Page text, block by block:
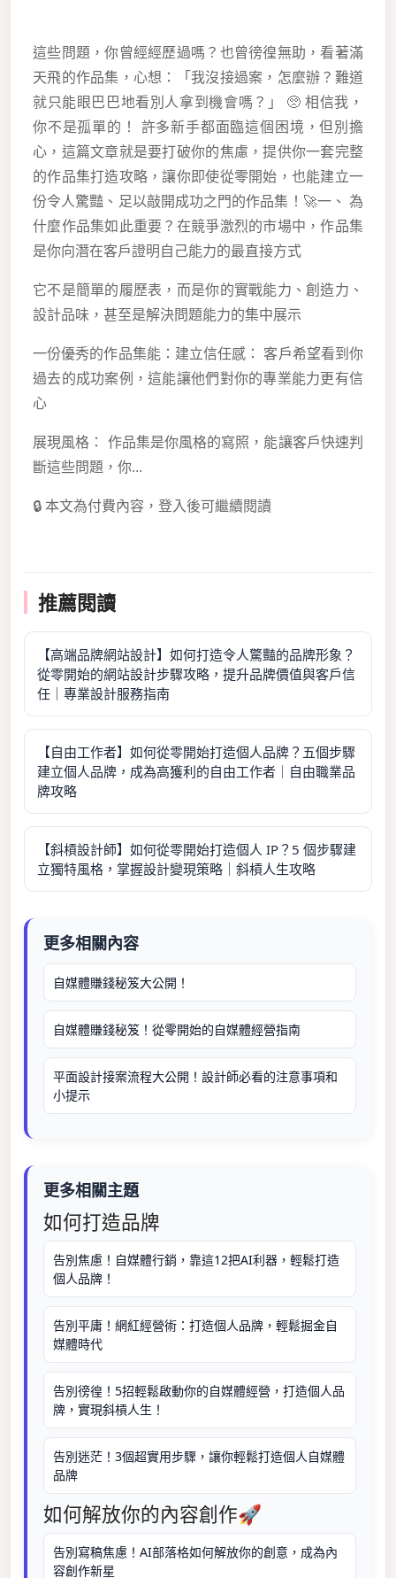
這些問題，你曾經經歷過嗎？也曾徬徨無助，看著滿
天飛的作品集，心想：「我沒接過案，怎麼辦？難道
就只能眼巴巴地看別人拿到機會嗎？」 🥺 相信我，
你不是孤單的！ 許多新手都面臨這個困境，但別擔
心，這篇文章就是要打破你的焦慮，提供你一套完整
的作品集打造攻略，讓你即使從零開始，也能建立一
份令人驚豔、足以敲開成功之門的作品集！🚀一、 為
什麼作品集如此重要？在競爭激烈的市場中，作品集
是你向潛在客戶證明自己能力的最直接方式
它不是簡單的履歷表，而是你的實戰能力、創造力、
設計品味，甚至是解決問題能力的集中展示
一份優秀的作品集能：建立信任感： 客戶希望看到你
過去的成功案例，這能讓他們對你的專業能力更有信
心
展現風格： 作品集是你風格的寫照，能讓客戶快速判
斷這些問題，你...
🔒 本文為付費內容，登入後可繼續閱讀
推薦閱讀
【高端品牌網站設計】如何打造令人驚豔的品牌形象？
從零開始的網站設計步驟攻略，提升品牌價值與客戶信
任｜專業設計服務指南
【自由工作者】如何從零開始打造個人品牌？五個步驟
建立個人品牌，成為高獲利的自由工作者｜自由職業品
牌攻略
【斜槓設計師】如何從零開始打造個人 IP？5 個步驟建
立獨特風格，掌握設計變現策略｜斜槓人生攻略
更多相關內容
自媒體賺錢秘笈大公開！
自媒體賺錢秘笈！從零開始的自媒體經營指南
平面設計接案流程大公開！設計師必看的注意事項和
小提示
更多相關主題
如何打造品牌
告別焦慮！自媒體行銷，靠這12把AI利器，輕鬆打造
個人品牌！
告別平庸！網紅經營術：打造個人品牌，輕鬆掘金自
媒體時代
告別徬徨！5招輕鬆啟動你的自媒體經營，打造個人品
牌，實現斜槓人生！
告別迷茫！3個超實用步驟，讓你輕鬆打造個人自媒體
品牌
如何解放你的內容創作🚀
告別寫稿焦慮！AI部落格如何解放你的創意，成為內
容創作新星